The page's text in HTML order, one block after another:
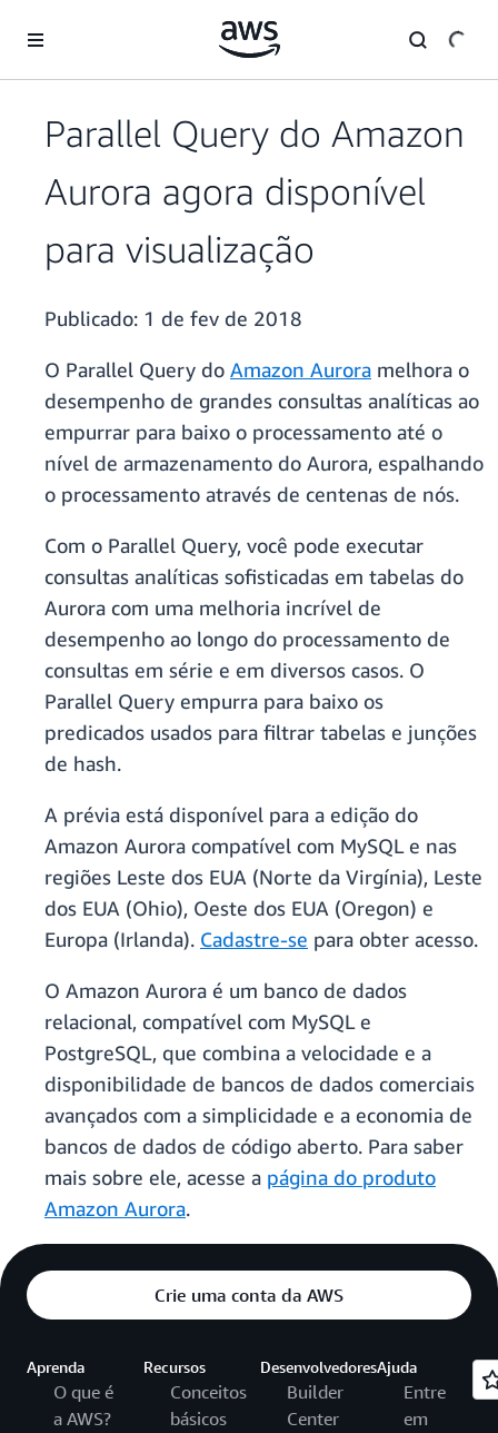
Pular para o conteúdo principal
Parallel Query do Amazon
Aurora agora disponível
para visualização
Publicado: 1 de fev de 2018
O Parallel Query do Amazon Aurora melhora o
desempenho de grandes consultas analíticas ao
empurrar para baixo o processamento até o
nível de armazenamento do Aurora, espalhando
o processamento através de centenas de nós.
Com o Parallel Query, você pode executar
consultas analíticas sofisticadas em tabelas do
Aurora com uma melhoria incrível de
desempenho ao longo do processamento de
consultas em série e em diversos casos. O
Parallel Query empurra para baixo os
predicados usados para filtrar tabelas e junções
de hash.
A prévia está disponível para a edição do
Amazon Aurora compatível com MySQL e nas
regiões Leste dos EUA (Norte da Virgínia), Leste
dos EUA (Ohio), Oeste dos EUA (Oregon) e
Europa (Irlanda). Cadastre-se para obter acesso.
O Amazon Aurora é um banco de dados
relacional, compatível com MySQL e
PostgreSQL, que combina a velocidade e a
disponibilidade de bancos de dados comerciais
avançados com a simplicidade e a economia de
bancos de dados de código aberto. Para saber
mais sobre ele, acesse a página do produto
Amazon Aurora.
Crie uma conta da AWS
Aprenda
O que é
a AWS?
Recursos
Conceitos
básicos
Desenvolvedores
Builder
Center
Ajuda
Entre
em